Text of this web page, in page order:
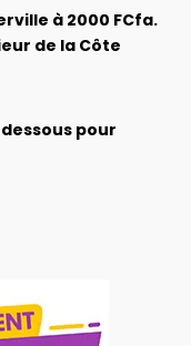
à 2000 FCfa.
de la Côte
pour